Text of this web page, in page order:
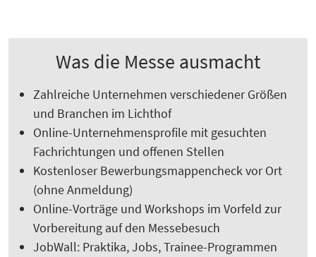
Was die Messe ausmacht
Zahlreiche Unternehmen verschiedener Größen
und Branchen im Lichthof
Online-Unternehmensprofile mit gesuchten
Fachrichtungen und offenen Stellen
Kostenloser Bewerbungsmappencheck vor Ort
(ohne Anmeldung)
Online-Vorträge und Workshops im Vorfeld zur
Vorbereitung auf den Messebesuch
JobWall: Praktika, Jobs, Trainee-Programmen